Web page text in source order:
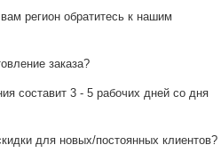
регион обратитесь к нашим
заказа?
составит 3 - 5 рабочих дней со дня
для новых/постоянных клиентов?